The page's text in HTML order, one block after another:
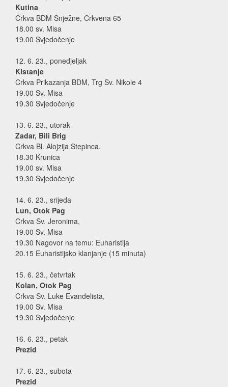
Kutina
Crkva BDM Snježne, Crkvena 65
18.00 sv. Misa
19.00 Svjedočenje
12. 6. 23., ponedjeljak
Kistanje
Crkva Prikazanja BDM, Trg Sv. Nikole 4
19.00 Sv. Misa
19.30 Svjedočenje
13. 6. 23., utorak
Zadar, Bili Brig
Crkva Bl. Alojzija Stepinca,
18.30 Krunica
19.00 sv. Misa
19.30 Svjedočenje
14. 6. 23., srijeda
Lun, Otok Pag
Crkva Sv. Jeronima,
19.00 Sv. Misa
19.30 Nagovor na temu: Euharistija
20.15 Euharistijsko klanjanje (15 minuta)
15. 6. 23., četvrtak
Kolan, Otok Pag
Crkva Sv. Luke Evanđelista,
19.00 Sv. Misa
19.30 Svjedočenje
16. 6. 23., petak
Prezid
17. 6. 23., subota
Prezid